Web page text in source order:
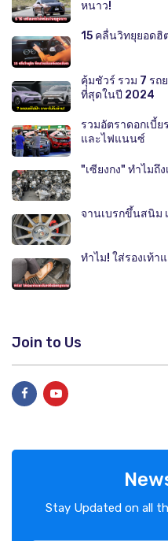
หนาว!
15 คลื่นวิทยุยอด
คุ้มชัวร์ รวม 7 รถ
ที่สุดในปี 2024
รวมอัตราดอกเบี้
และไฟแนนซ์
"เซียงกง" ทำไมถึ
จานเบรกขึ้นสนิม
ทำไม! ใส่รองเท้า
Join to Us
Stay Updated on all